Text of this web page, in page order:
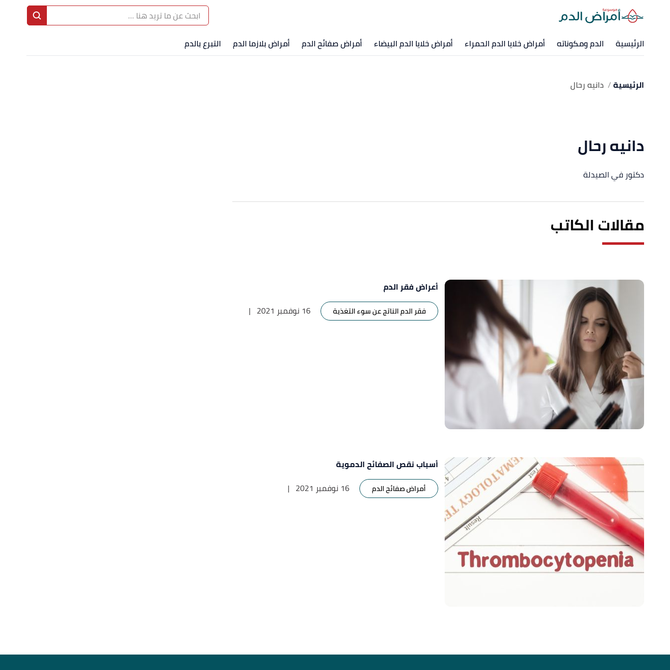
الرئيسية الدم ومكوناته أمراض خلايا الدم الحمراء أمراض خلايا الدم البيضاء أمراض صفائح الدم أمراض بلازما الدم التبرع بالدم
الرئيسية دانيه رحال
دانيه رحال
دكتور في الصيدلة
مقالات الكاتب
أعراض فقر الدم
فقر الدم الناتج عن سوء التغذية 16 نوفمبر 2021 |
أسباب نقص الصفائح الدموية
أمراض صفائح الدم 16 نوفمبر 2021 |